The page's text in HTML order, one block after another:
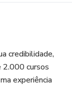
credibilidade,
2.000 cursos
experiência